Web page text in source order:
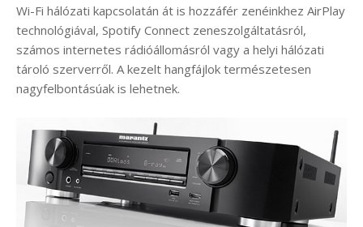
Wi-Fi hálózati kapcsolatán át is hozzáfér zenéinkhez AirPlay
technológiával, Spotify Connect zeneszolgáltatásról,
számos internetes rádióállomásról vagy a helyi hálózati
tároló szerverről. A kezelt hangfájlok természetesen
nagyfelbontásúak is lehetnek.